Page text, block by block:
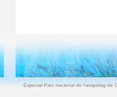
Especial Parc nacional de l'arxipèlag de